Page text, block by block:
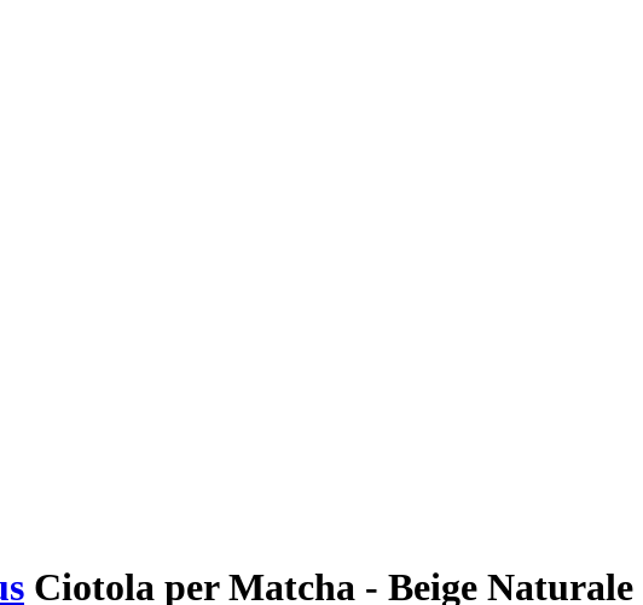
Ciotola per Matcha - Beige Naturale